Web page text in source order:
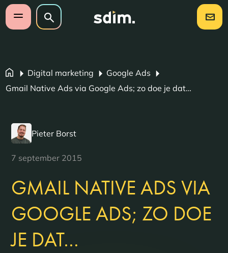
Navigatie overslaan
Open mobiel menu
Zoeken op website
Zoeken
Digital marketing
Google Ads
Gmail Native Ads via Google Ads; zo doe je dat…
Pieter Borst
7 september 2015
GMAIL NATIVE ADS VIA
GOOGLE ADS; ZO DOE
JE DAT…